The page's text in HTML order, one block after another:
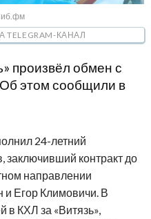
КАНАЛ
произвёл обмен с
этом сообщили в
24-летний
контракт до
направлении
и Егор Климовичи. В
в КХЛ за «Витязь»,